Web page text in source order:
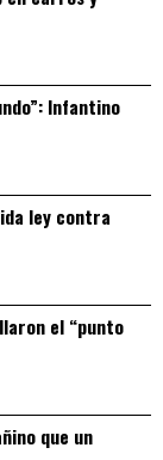
Infantino
ley contra
el “punto
que un